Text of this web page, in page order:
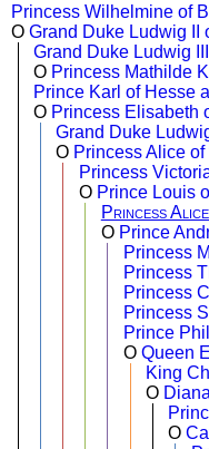
Princess Wilhelmine of
O Grand Duke Ludwig II
Grand Duke Ludwig
O Princess Mathilde
Prince Karl of Hesse
O Princess Elisabeth
Grand Duke
O Princess Alice
Princess
O Prince Louis
Princess
O Prince
Princess
Princess
Princess
Princess
Prince
O Queen
King
O
O